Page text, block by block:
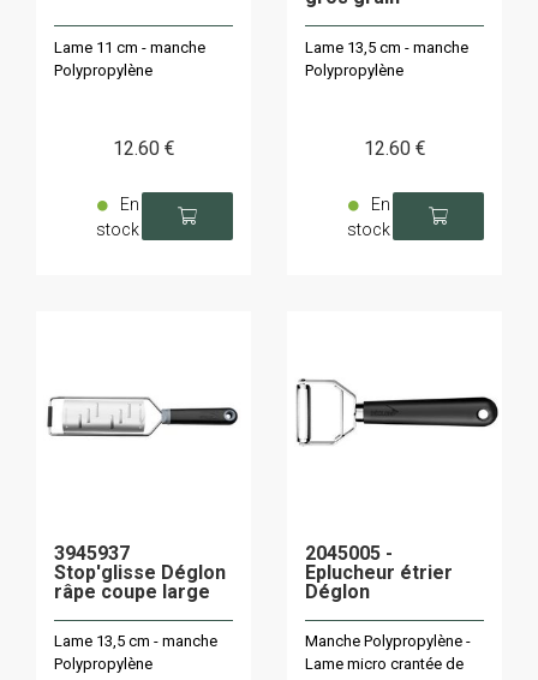
Lame 11 cm - manche
Polypropylène
12.60 €
En
stock
Lame 13,5 cm - manche
Polypropylène
12.60 €
En
stock
3945937
Stop'glisse Déglon
râpe coupe large
Lame 13,5 cm - manche
Polypropylène
2045005 -
Eplucheur étrier
Déglon
Manche Polypropylène -
Lame micro crantée de